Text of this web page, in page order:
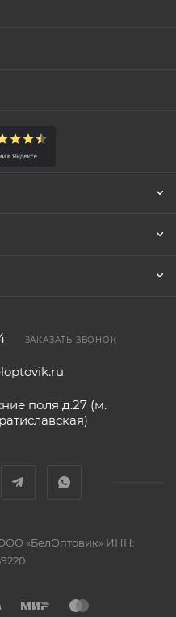
ЗАКАЗАТЬ ЗВОНОК
поля д.27 (м.
«БелОптовик» ИНН: